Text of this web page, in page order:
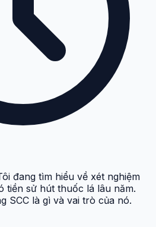
đang tìm hiểu về xét nghiệm
tiền sử hút thuốc lá lâu năm.
SCC là gì và vai trò của nó.